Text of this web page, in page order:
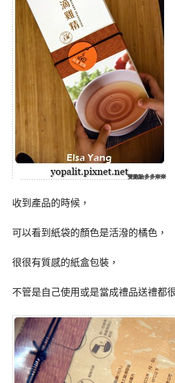
收到產品的時候，
可以看到紙袋的顏色是活潑的橘色，
很很有質感的紙盒包裝，
不管是自己使用或是當成禮品送禮都